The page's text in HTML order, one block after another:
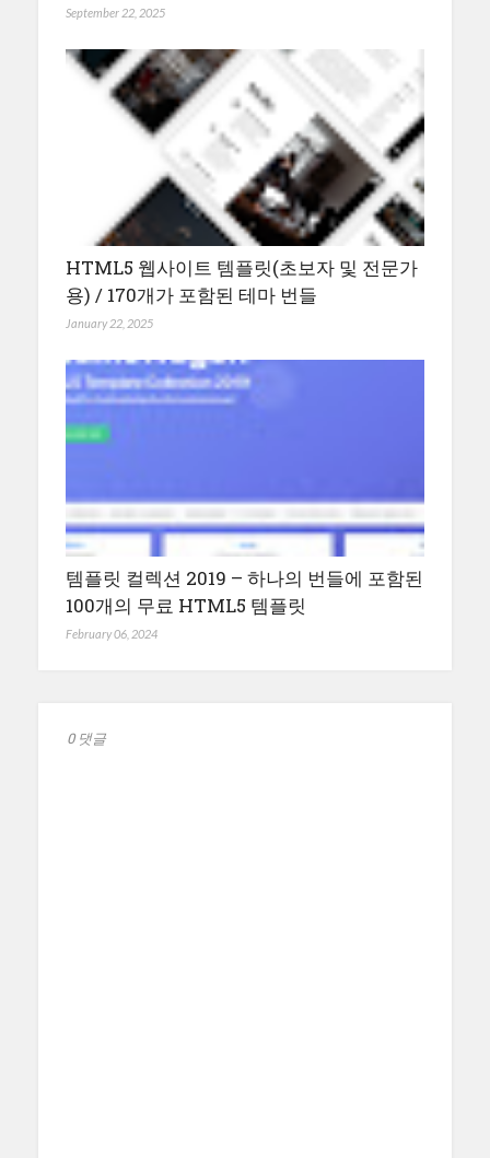
September 22, 2025
HTML5 웹사이트 템플릿(초보자 및 전문가
용) / 170개가 포함된 테마 번들
January 22, 2025
템플릿 컬렉션 2019 – 하나의 번들에 포함된
100개의 무료 HTML5 템플릿
February 06, 2024
0 댓글